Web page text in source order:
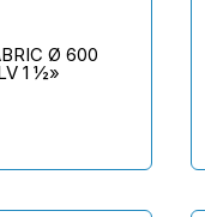
Ø 600
1 ½»